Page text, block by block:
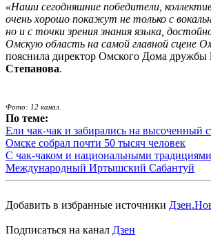
«Наши сегодняшние победители,
очень хорошо покажут не только с
но и с точки зрения знания языка,
Омскую область на самой главной сцене
пояснила директор Омского Дома дружбы
Степанова.
Фото: 12 канал.
По теме:
Ели чак-чак и забирались на высоченный
Омске собрал почти 50 тысяч человек
С чак-чаком и национальными
Международный Иртышский Сабантуй
Добавить в избранные источники
Подписаться на канал Дзен